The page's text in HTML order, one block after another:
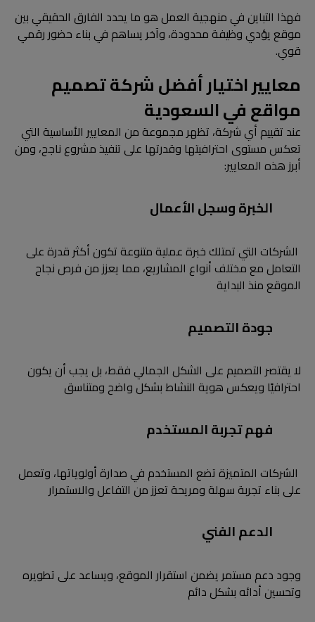
فهذا التباين في منهجية العمل هو ما يحدد الفارق الحقيقي بين
موقع يؤدي وظيفة محدودة، وآخر يساهم في بناء حضور رقمي
قوي.
معايير اختيار أفضل شركة تصميم
مواقع في السعودية
عند تقييم أي شركة، تظهر مجموعة من المعايير الأساسية التي
تعكس مستوى احترافيتها وقدرتها على تنفيذ مشروع ناجح، ومن
أبرز هذه المعايير:
الخبرة وسجل الأعمال
الشركات التي تمتلك خبرة عملية متنوعة تكون أكثر قدرة على
التعامل مع مختلف أنواع المشاريع، مما يعزز من فرص نجاح
الموقع منذ البداية
جودة التصميم
لا يقتصر التصميم على الشكل الجمالي فقط، بل يجب أن يكون
احترافيًا ويعكس هوية النشاط بشكل واضح ومتناسق
فهم تجربة المستخدم
الشركات المتميزة تضع المستخدم في صدارة أولوياتها، وتعمل
على بناء تجربة سهلة ومريحة تعزز من التفاعل والاستمرار
الدعم الفني
وجود دعم مستمر يضمن استقرار الموقع، ويساعد على تطويره
وتحسين أدائه بشكل دائم